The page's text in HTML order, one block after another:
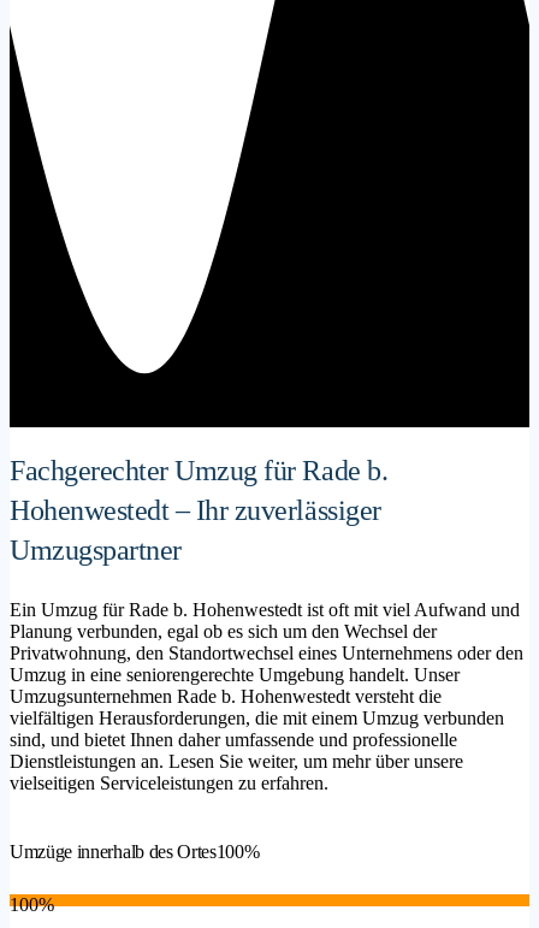
Fachgerechter Umzug für Rade b.
Hohenwestedt – Ihr zuverlässiger
Umzugspartner
Ein Umzug für Rade b. Hohenwestedt ist oft mit viel Aufwand und
Planung verbunden, egal ob es sich um den Wechsel der
Privatwohnung, den Standortwechsel eines Unternehmens oder den
Umzug in eine seniorengerechte Umgebung handelt. Unser
Umzugsunternehmen Rade b. Hohenwestedt versteht die
vielfältigen Herausforderungen, die mit einem Umzug verbunden
sind, und bietet Ihnen daher umfassende und professionelle
Dienstleistungen an. Lesen Sie weiter, um mehr über unsere
vielseitigen Serviceleistungen zu erfahren.
Umzüge innerhalb des Ortes100%
100%